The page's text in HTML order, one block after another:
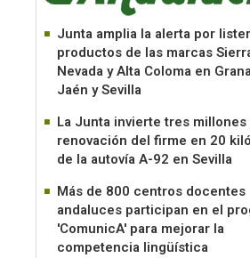
Junta amplia la alerta por
productos de las marcas
Nevada y Alta Coloma en
Jaén y Sevilla
La Junta invierte tres millones
renovación del firme en 20
de la autovía A-92 en Sevilla
Más de 800 centros docentes
andaluces participan en el
'ComunicA' para mejorar la
competencia lingüística